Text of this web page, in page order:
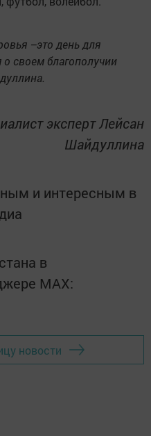
–это день для
о своем благополучии
эксперт Лейсан
Шайдуллина
и интересным в
в
MАХ:
новости